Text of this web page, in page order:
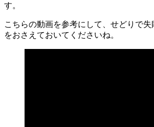
す。
こちらの動画を参考にして、せどりで
をおさえておいてくださいね。